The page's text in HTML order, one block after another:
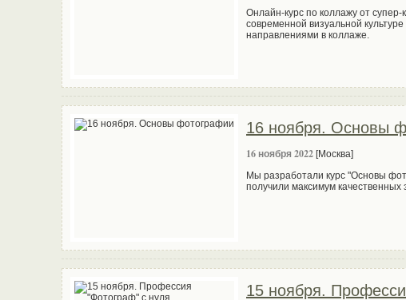
Онлайн-курс по коллажу от
современной визуальной
направлениями в коллаже.
16 ноября. Основы
16 ноября 2022 [Москва]
Мы разработали курс "Основы
получили максимум
15 ноября.